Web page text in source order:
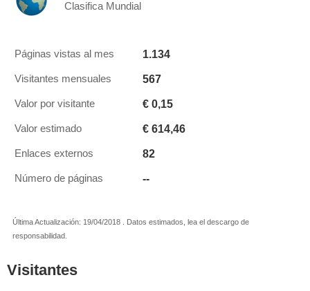
Clasifica Mundial
Páginas vistas al mes 1.134
Visitantes mensuales 567
Valor por visitante € 0,15
Valor estimado € 614,46
Enlaces externos 82
Número de páginas --
Última Actualización: 19/04/2018 . Datos estimados, lea el descargo de
responsabilidad.
Visitantes